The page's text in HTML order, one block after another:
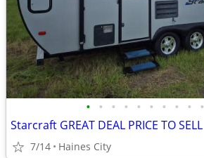
• • • • • • • • • •
Starcraft GREAT DEAL PRICE TO SELL
7/14 Haines City